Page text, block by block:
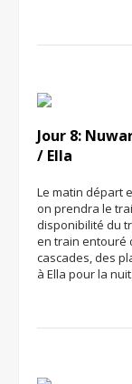
Jour 8:
/ Ella
Le matin départ
on prendra le
disponibilité du
en train entouré
cascades, des
à Ella pour la nuit.